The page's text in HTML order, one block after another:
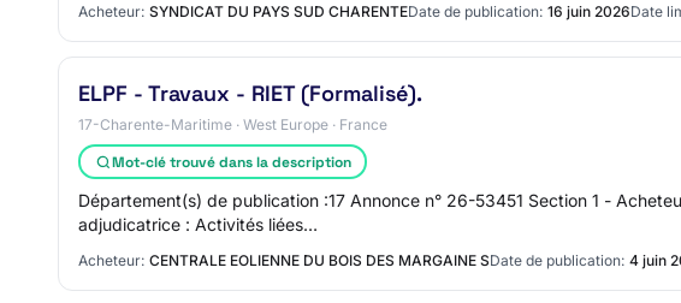
Acheteur: SYNDICAT DU PAYS SUD CHARENTEDate de publication: 16 juin 2026Date
ELPF - Travaux - RIET (Formalisé).
17-Charente-Maritime · West Europe · France
Mot-clé trouvé dans la description
Département(s) de publication :17 Annonce n° 26-53451 Section 1 -
adjudicatrice : Activités liées…
Acheteur: CENTRALE EOLIENNE DU BOIS DES MARGAINE SDate de publication: 4 juin